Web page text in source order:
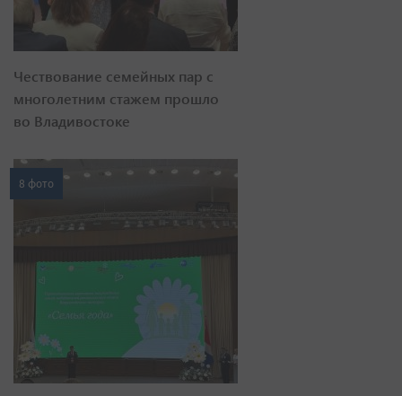
Чествование семейных пар с
многолетним стажем прошло
во Владивостоке
8 фото